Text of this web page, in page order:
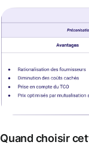
Quand choisir